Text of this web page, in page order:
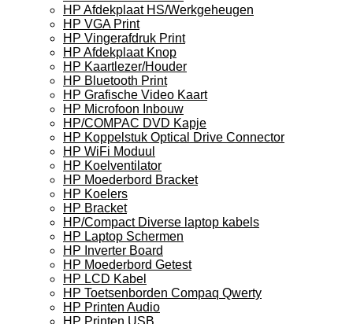
HP Afdekplaat HS/Werkgeheugen
HP VGA Print
HP Vingerafdruk Print
HP Afdekplaat Knop
HP Kaartlezer/Houder
HP Bluetooth Print
HP Grafische Video Kaart
HP Microfoon Inbouw
HP/COMPAC DVD Kapje
HP Koppelstuk Optical Drive Connector
HP WiFi Moduul
HP Koelventilator
HP Moederbord Bracket
HP Koelers
HP Bracket
HP/Compact Diverse laptop kabels
HP Laptop Schermen
HP Inverter Board
HP Moederbord Getest
HP LCD Kabel
HP Toetsenborden Compaq Qwerty
HP Printen Audio
HP Printen USB